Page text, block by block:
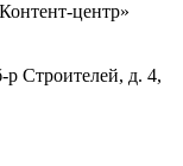
центр»
р Строителей, д. 4,